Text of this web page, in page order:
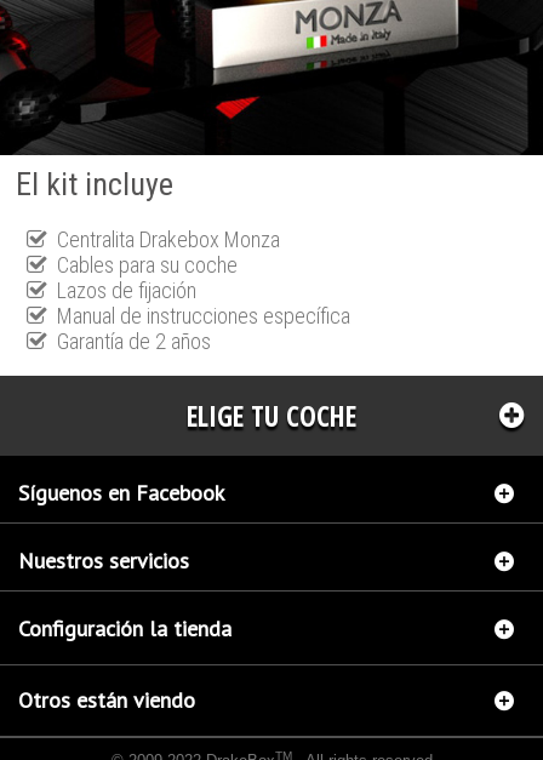
El kit incluye
Centralita Drakebox Monza
Cables para su coche
Lazos de fijación
Manual de instrucciones específica
Garantía de 2 años
ELIGE TU COCHE
Síguenos en Facebook
Nuestros servicios
Configuración la tienda
Otros están viendo
TM